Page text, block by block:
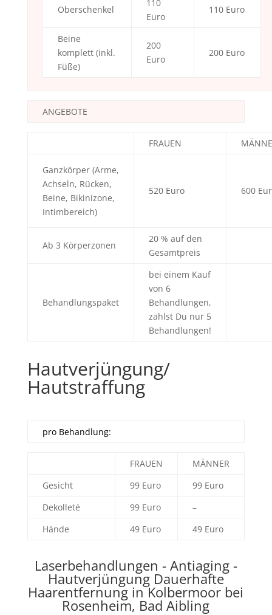
Oberschenkel
110
Euro
110 Euro
Beine
komplett (inkl.
Füße)
200
Euro
200 Euro
ANGEBOTE
FRAUEN
Ganzkörper (Arme,
Achseln, Rücken,
Beine, Bikinizone,
Intimbereich)
520 Euro 600
Ab 3 Körperzonen
20 % auf den
Gesamtpreis
Behandlungspaket
bei einem Kauf
von 6
Behandlungen,
zahlst Du nur 5
Behandlungen!
Hautverjüngung/
Hautstraffung
pro Behandlung:
FRAUEN
MÄNNER
Gesicht
99 Euro
99 Euro
Dekolleté
99 Euro
–
Hände
49 Euro 49 Euro
Laserbehandlungen - Antiaging -
Hautverjüngung Dauerhafte
Haarentfernung in Kolbermoor bei
Rosenheim, Bad Aibling